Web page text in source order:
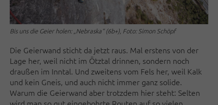
Bis uns die Geier holen: „Nebraska“ (6b+), Foto: Simon Schöpf
Die Geierwand sticht da jetzt raus. Mal erstens von der
Lage her, weil nicht im Ötztal drinnen, sondern noch
draußen im Inntal. Und zweitens vom Fels her, weil Kalk
und kein Gneis, und auch nicht immer ganz solide.
Warum die Geierwand aber trotzdem hier steht: Selten